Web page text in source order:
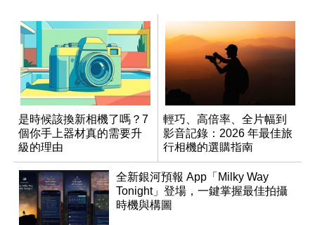
是時候該換新相機了嗎？7
個你手上器材真的需要升
級的理由
輕巧、高倍率、全片幅到
影音記錄：2026 年最佳旅
行相機的選購指南
全新銀河預報 App「Milky Way
Tonight」登場，一鍵掌握最佳拍攝
時機與構圖